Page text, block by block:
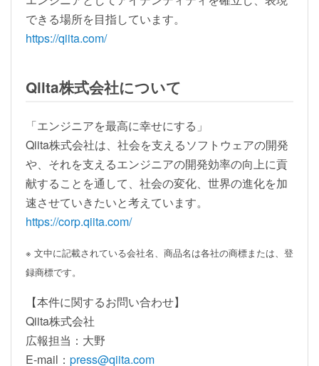
できる場所を目指しています。
https://qiita.com/
Qiita株式会社について
「エンジニアを最高に幸せにする」
Qiita株式会社は、社会を支えるソフトウェアの開発
や、それを支えるエンジニアの開発効率の向上に貢
献することを通して、社会の変化、世界の進化を加
速させていきたいと考えています。
https://corp.qiita.com/
※ 文中に記載されている会社名、商品名は各社の商標または、登
録商標です。
【本件に関するお問い合わせ】
Qiita株式会社
広報担当：大野
E-mail： press@qiita.com